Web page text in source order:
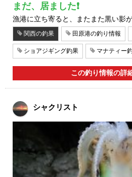
まだ、居ました❗
漁港に立ち寄ると、またまた黒い影
関西の釣果 田原港の釣り情報
ショアジギング釣果 マナティー
この釣り情報の詳
シャクリスト